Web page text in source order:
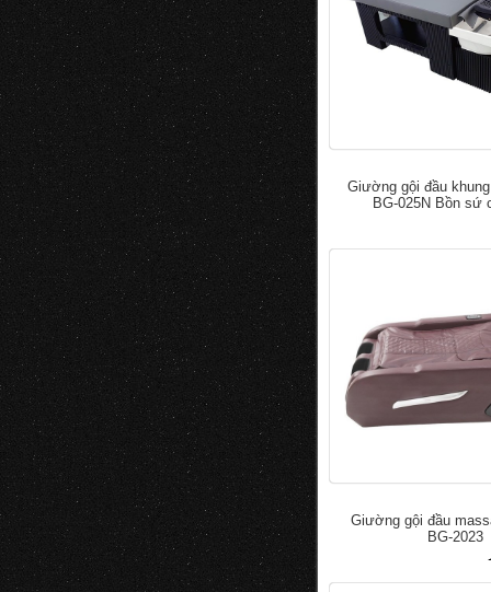
Giường gội đầu
BG-025N Bồn sứ
Giường gội đầu
BG-2023